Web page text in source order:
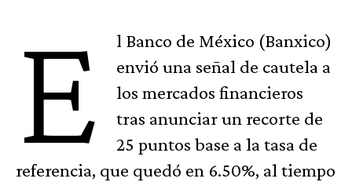
E
l Banco de México (Banxico)
envió una señal de cautela a
los mercados financieros
tras anunciar un recorte de
25 puntos base a la tasa de
referencia, que quedó en 6.50%, al tiempo